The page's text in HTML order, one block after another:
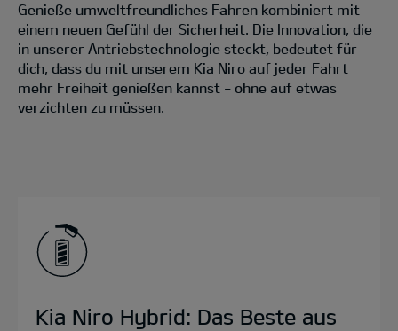
Genieße umweltfreundliches Fahren kombiniert mit
einem neuen Gefühl der Sicherheit. Die Innovation, die
in unserer Antriebstechnologie steckt, bedeutet für
dich, dass du mit unserem Kia Niro auf jeder Fahrt
mehr Freiheit genießen kannst - ohne auf etwas
verzichten zu müssen.
Kia Niro Hybrid: Das Beste aus